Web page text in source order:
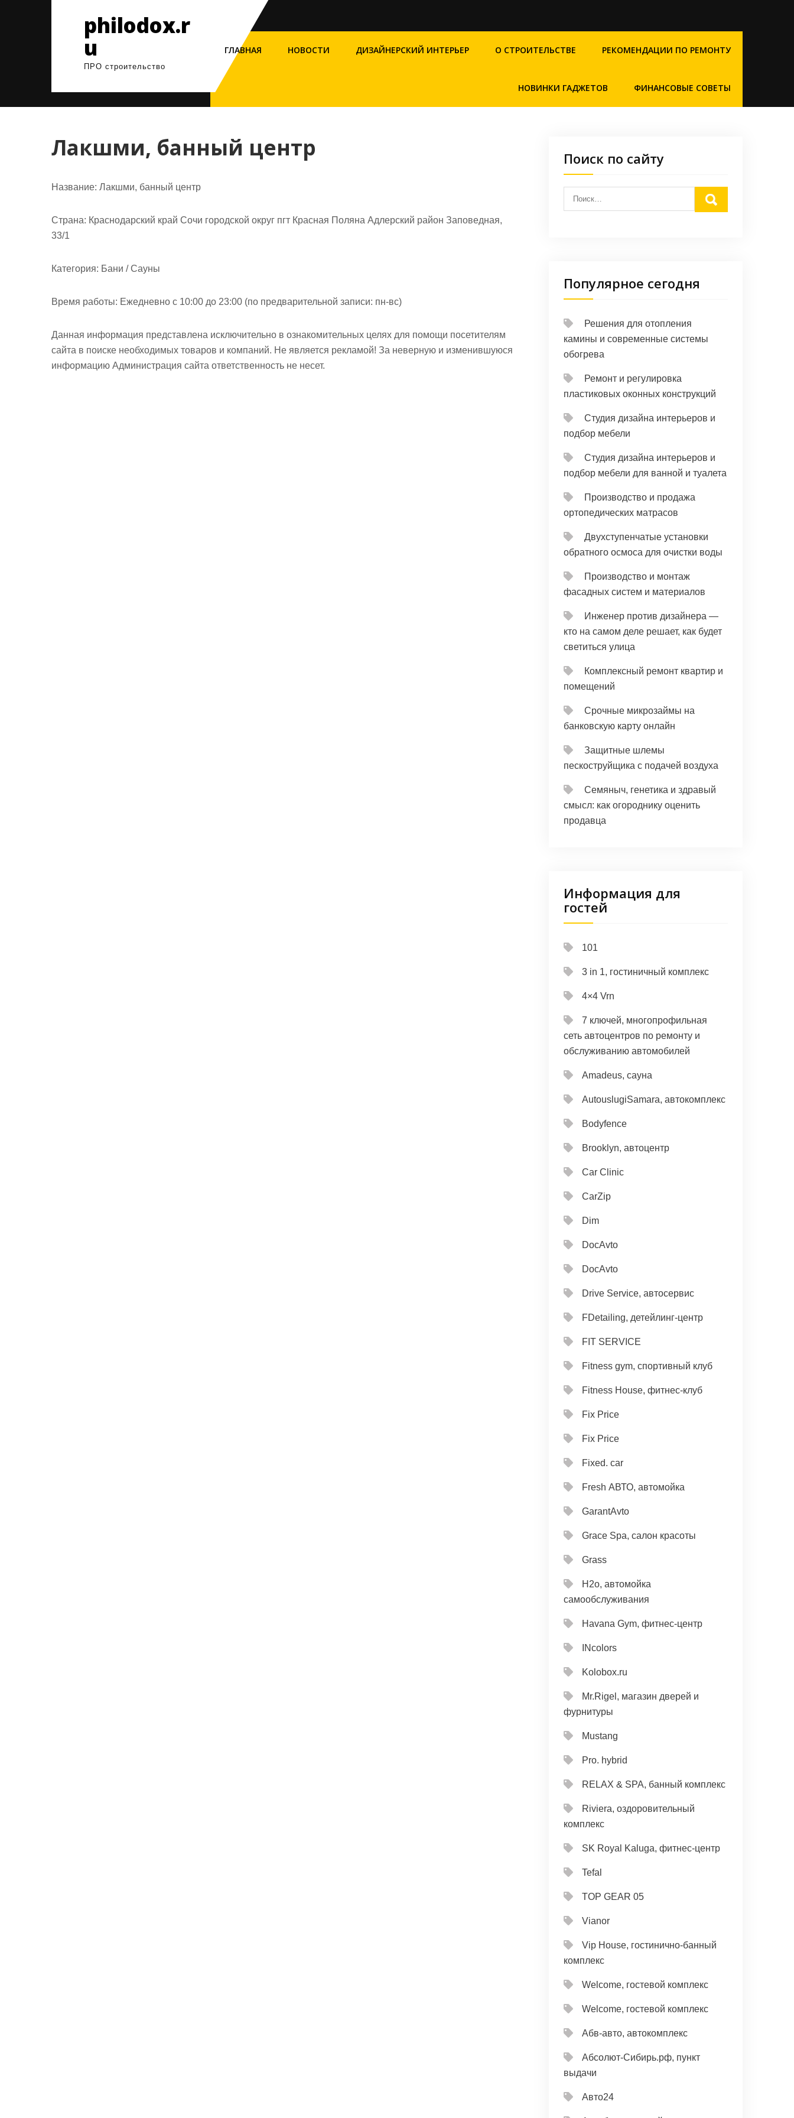
philodox.r
u
ПРО строительство
ГЛАВНАЯ НОВОСТИ ДИЗАЙНЕРСКИЙ ИНТЕРЬЕР О СТРОИТЕЛЬСТВЕ РЕКОМЕНДАЦИИ ПО РЕМОНТУ
НОВИНКИ ГАДЖЕТОВ ФИНАНСОВЫЕ СОВЕТЫ
Лакшми, банный центр
Название: Лакшми, банный центр
Страна: Краснодарский край Сочи городской округ пгт Красная Поляна Адлерский район Заповедная,
33/1
Категория: Бани / Сауны
Время работы: Ежедневно с 10:00 до 23:00 (по предварительной записи: пн-вс)
Данная информация представлена исключительно в ознакомительных целях для помощи посетителям
сайта в поиске необходимых товаров и компаний. Не является рекламой! За неверную и изменившуюся
информацию Администрация сайта ответственность не несет.
Поиск по сайту
Популярное сегодня
Решения для отопления
камины и современные системы
обогрева
Ремонт и регулировка
пластиковых оконных конструкций
Студия дизайна интерьеров и
подбор мебели
Студия дизайна интерьеров и
подбор мебели для ванной и туалета
Производство и продажа
ортопедических матрасов
Двухступенчатые установки
обратного осмоса для очистки воды
Производство и монтаж
фасадных систем и материалов
Инженер против дизайнера —
кто на самом деле решает, как будет
светиться улица
Комплексный ремонт квартир и
помещений
Срочные микрозаймы на
банковскую карту онлайн
Защитные шлемы
пескоструйщика с подачей воздуха
Семяныч, генетика и здравый
смысл: как огороднику оценить
продавца
Информация для
гостей
101
3 in 1, гостиничный комплекс
4×4 Vrn
7 ключей, многопрофильная
сеть автоцентров по ремонту и
обслуживанию автомобилей
Amadeus, сауна
AutouslugiSamara, автокомплекс
Bodyfence
Brooklyn, автоцентр
Car Clinic
CarZip
Dim
DocAvto
DocAvto
Drive Service, автосервис
FDetailing, детейлинг-центр
FIT SERVICE
Fitness gym, спортивный клуб
Fitness House, фитнес-клуб
Fix Price
Fix Price
Fixed. car
Fresh АВТО, автомойка
GarantAvto
Grace Spa, салон красоты
Grass
H2o, автомойка
самообслуживания
Havana Gym, фитнес-центр
INcolors
Kolobox.ru
Mr.Rigel, магазин дверей и
фурнитуры
Mustang
Pro. hybrid
RELAX & SPA, банный комплекс
Riviera, оздоровительный
комплекс
SK Royal Kaluga, фитнес-центр
Tefal
TOP GEAR 05
Vianor
Vip House, гостинично-банный
комплекс
Welcome, гостевой комплекс
Welcome, гостевой комплекс
Абв-авто, автокомплекс
Абсолют-Сибирь.рф, пункт
выдачи
Авто24